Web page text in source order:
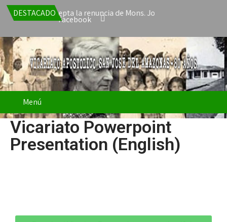
DESTACADO
León XIV acepta la renuncia de Mons. José Javier Travieso
Facebook
Menú
Vicariato Powerpoint
Presentation (English)